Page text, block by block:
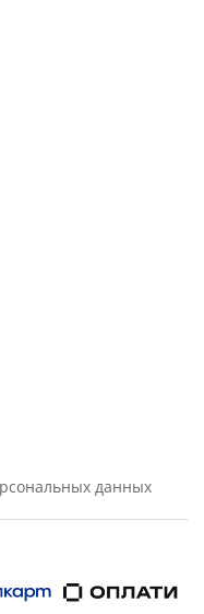
данных